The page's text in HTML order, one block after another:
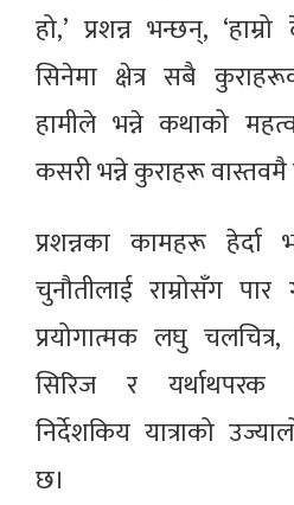
हो,’ प्रशन्न भन्छन्,
सिनेमा क्षेत्र सबै
हामीले भन्ने कथाको
कसरी भन्ने कुराहरू वास्तवमै
प्रशन्नका कामहरू
चुनौतीलाई राम्रोसँग
प्रयोगात्मक लघु
सिरिज र यर्थाथपरक
निर्देशकिय यात्राको
छ।